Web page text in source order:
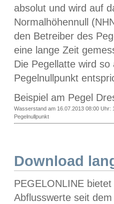
absolut und wird auf
Normalhöhennull
den Betreiber des
eine lange Zeit
Die Pegellatte wird
Pegelnullpunkt
Beispiel am Pegel
Wasserstand am 16.07.2013 08:00 Uhr:
Pegelnullpunkt
Download
PEGELONLINE
Abflusswerte seit